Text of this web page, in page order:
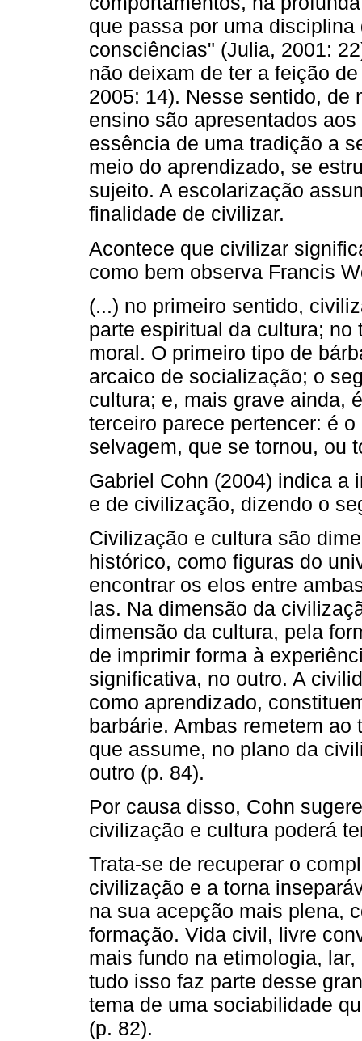
que passa por uma
consciências" (Julia, 2001:
não deixam de ter a feição
2005: 14). Nesse sentido, de
ensino são apresentados
essência de uma tradição a
meio do aprendizado, se
sujeito. A escolarização
finalidade de civilizar.
Acontece que civilizar
como bem observa Francis
(...) no primeiro sentido,
parte espiritual da cultura;
moral. O primeiro tipo de
arcaico de socialização; o
cultura; e, mais grave ainda,
terceiro parece pertencer: é
selvagem, que se tornou, ou
Gabriel Cohn (2004) indica a
e de civilização, dizendo o
Civilização e cultura são
histórico, como figuras do
encontrar os elos entre
las. Na dimensão da
dimensão da cultura, pela
de imprimir forma à
significativa, no outro. A
como aprendizado,
barbárie. Ambas remetem
que assume, no plano da
outro (p. 84).
Por causa disso, Cohn
civilização e cultura poderá
Trata-se de recuperar o
civilização e a torna
na sua acepção mais plena,
formação. Vida civil, livre
mais fundo na etimologia,
tudo isso faz parte desse
tema de uma sociabilidade
(p. 82).